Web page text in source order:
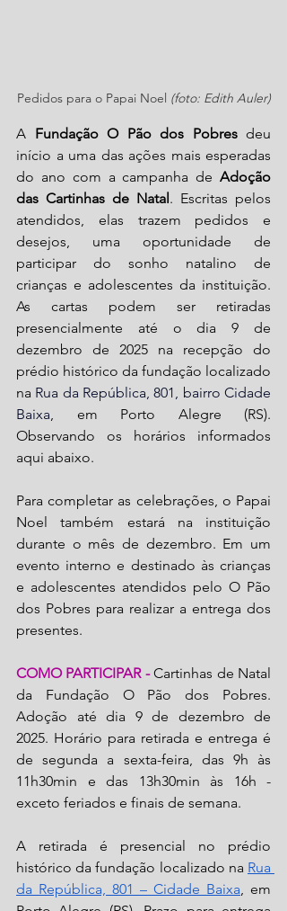
Pedidos para o Papai Noel (foto: Edith Auler)
A Fundação O Pão dos Pobres deu
início a uma das ações mais esperadas
do ano com a campanha de Adoção
das Cartinhas de Natal. Escritas pelos
atendidos, elas trazem pedidos e
desejos, uma oportunidade de
participar do sonho natalino de
crianças e adolescentes da instituição.
As cartas podem ser retiradas
presencialmente até o dia 9 de
dezembro de 2025 na recepção do
prédio histórico da fundação localizado
na Rua da República, 801, bairro Cidade
Baixa , em Porto Alegre (RS).
Observando os horários informados
aqui abaixo.
Para completar as celebrações, o Papai
Noel também estará na instituição
durante o mês de dezembro. Em um
evento interno e destinado às crianças
e adolescentes atendidos pelo O Pão
dos Pobres para realizar a entrega dos
presentes.
COMO PARTICIPAR - Cartinhas de Natal
da Fundação O Pão dos Pobres.
Adoção até dia 9 de dezembro de
2025. Horário para retirada e entrega é
de segunda a sexta-feira, das 9h às
11h30min e das 13h30min às 16h -
exceto feriados e finais de semana.
A retirada é presencial no prédio
histórico da fundação localizado na Rua
da República, 801 – Cidade Baixa , em